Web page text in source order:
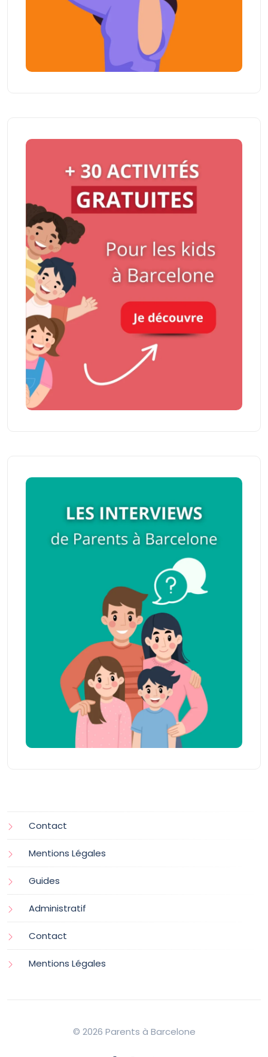
Contact
Mentions Légales
Guides
Administratif
Contact
Mentions Légales
© 2026 Parents à Barcelone